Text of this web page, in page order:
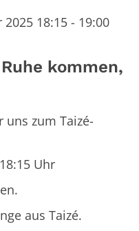
18:15 - 19:00
kommen,
zum Taizé-
Uhr
aus Taizé.